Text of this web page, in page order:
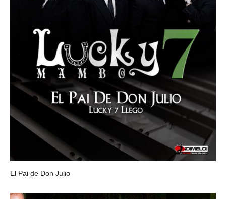
El Pai de Don Julio
LUCKY 7 MAMBO